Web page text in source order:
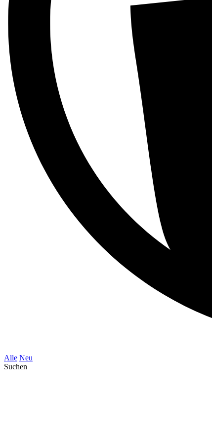
Alle Neu
Suchen